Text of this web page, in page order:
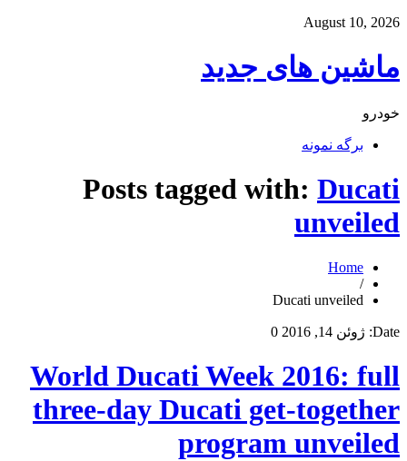
August 10, 2026
ماشین های جدید
خودرو
برگه نمونه
Posts tagged with: Ducati
unveiled
Home
/
Ducati unveiled
Date: ژوئن 14, 2016 0
World Ducati Week 2016: full
three-day Ducati get-together
program unveiled